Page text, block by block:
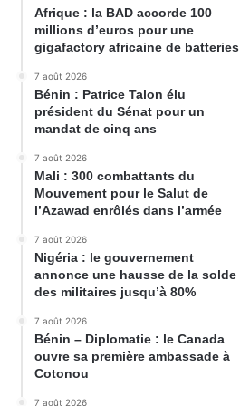
Afrique : la BAD accorde 100
millions d’euros pour une
gigafactory africaine de batteries
7 août 2026
Bénin : Patrice Talon élu
président du Sénat pour un
mandat de cinq ans
7 août 2026
Mali : 300 combattants du
Mouvement pour le Salut de
l’Azawad enrôlés dans l’armée
7 août 2026
Nigéria : le gouvernement
annonce une hausse de la solde
des militaires jusqu’à 80%
7 août 2026
Bénin – Diplomatie : le Canada
ouvre sa première ambassade à
Cotonou
7 août 2026